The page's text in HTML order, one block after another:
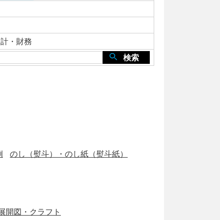
・財務
検索
のし（熨斗）・のし紙（熨斗紙）
開図・クラフト